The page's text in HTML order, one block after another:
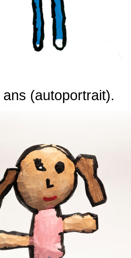
(autoportrait).